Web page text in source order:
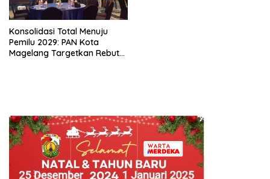
Konsolidasi Total Menuju
Pemilu 2029: PAN Kota
Magelang Targetkan Rebut